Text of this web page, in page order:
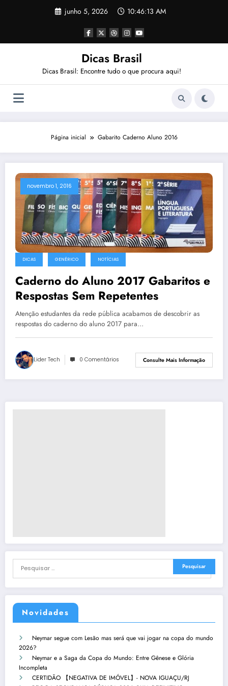
junho 5, 2026 10:46:13 AM
Dicas Brasil
Dicas Brasil: Encontre tudo o que procura aqui!
Página inicial Gabarito Caderno Aluno 2016
novembro 1, 2016
DICAS GENÉRICO NOTÍCIAS
Caderno do Aluno 2017 Gabaritos e
Respostas Sem Repetentes
Atenção estudantes da rede pública acabamos de descobrir as
respostas do caderno do aluno 2017 para…
Lider Tech 0 Comentários Consulte Mais Informação
Novidades
Neymar segue com Lesão mas será que vai jogar na copa do mundo
2026?
Neymar e a Saga da Copa do Mundo: Entre Gênese e Glória
Incompleta
CERTIDÃO 【NEGATIVA DE IMÓVEL】- NOVA IGUAÇU/RJ